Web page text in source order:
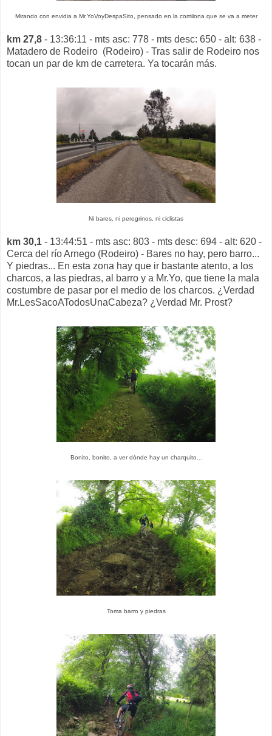
Mirando con envidia a Mr.YoVoyDespaSito, pensado en la comilona que se va a meter
km 27,8 - 13:36:11 - mts asc: 778 - mts desc: 650 - alt: 638 -
Matadero de Rodeiro (Rodeiro) - Tras salir de Rodeiro nos
tocan un par de km de carretera. Ya tocarán más.
Ni bares, ni peregrinos, ni ciclistas
km 30,1 - 13:44:51 - mts asc: 803 - mts desc: 694 - alt: 620 -
Cerca del río Arnego (Rodeiro) - Bares no hay, pero barro...
Y piedras... En esta zona hay que ir bastante atento, a los
charcos, a las piedras, al barro y a Mr.Yo, que tiene la mala
costumbre de pasar por el medio de los charcos. ¿Verdad
Mr.LesSacoATodosUnaCabeza? ¿Verdad Mr. Prost?
Bonito, bonito, a ver dónde hay un charquito...
Toma barro y piedras